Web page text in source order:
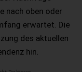
nach oben oder
erwartet. Die
des aktuellen
hin.